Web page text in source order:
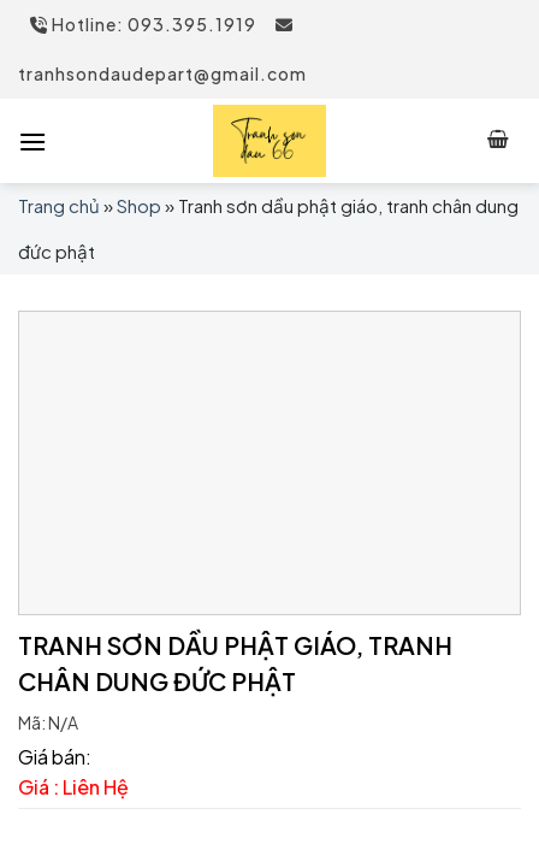
Skip
content
Hotline: 093.395.1919
tranhsondaudepart@gmail.com
Trang chủ »Shop » Tranh sơn dầu phật giáo, tranh chân dung
đức phật
TRANH SƠN DẦU PHẬT GIÁO, TRANH
CHÂN DUNG ĐỨC PHẬT
Mã:N/A
Giá bán:
Giá : Liên Hệ